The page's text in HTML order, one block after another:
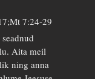
7:24-29
Aita meil
ning anna